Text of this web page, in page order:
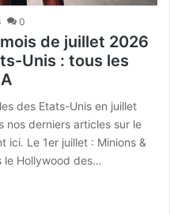
0
de juillet 2026
Unis : tous les
des Etats-Unis en juillet
nos derniers articles sur le
ici. Le 1er juillet : Minions &
le Hollywood des…